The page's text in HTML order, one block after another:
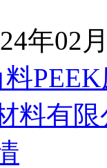
年02
料有限